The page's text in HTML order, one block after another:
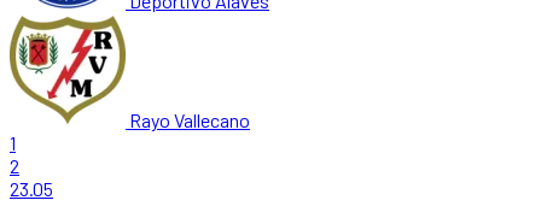
Rayo Vallecano
1
2
23.05